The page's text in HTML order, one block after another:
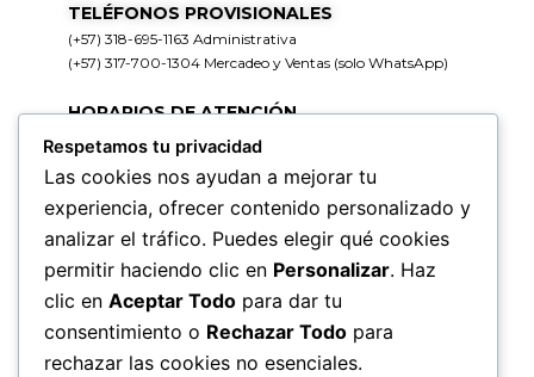
TELÉFONOS PROVISIONALES
(+57) 318-695-1163 Administrativa
(+57) 317-700-1304 Mercadeo y Ventas (solo WhatsApp)
HORARIOS DE ATENCIÓN
Lunes a Jueves de 7:00 AM a 12:00 M y de 2:00 PM a 6:00
PM
Viernes de 7:00 AM a 12:00 M y de 2:00 PM a 5:00 PM
HORARIOS DE RADICACIÓN DE
CORRESPONDENCIA
PM
Viernes de 7:30 AM a 11:30 PM y de 2:00 PM a 4:00 PM
Respetamos tu privacidad
Las cookies nos ayudan a mejorar tu
experiencia, ofrecer contenido personalizado y
analizar el tráfico. Puedes elegir qué cookies
permitir haciendo clic en Personalizar. Haz
clic en Aceptar Todo para dar tu
consentimiento o Rechazar Todo para
rechazar las cookies no esenciales.